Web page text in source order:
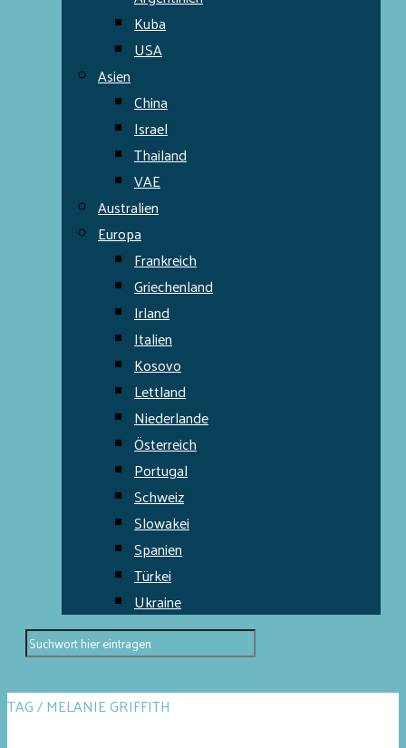
Kuba
USA
Asien
China
Israel
Thailand
VAE
Australien
Europa
Frankreich
Griechenland
Irland
Italien
Kosovo
Lettland
Niederlande
Österreich
Portugal
Schweiz
Slowakei
Spanien
Türkei
Ukraine
TAG / MELANIE GRIFFITH